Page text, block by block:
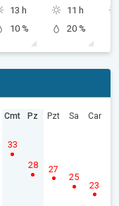
13 h
10 %
11 h
20 %
Cmt
33
Pz
28
Pzt
27
Sa
25
Car
23